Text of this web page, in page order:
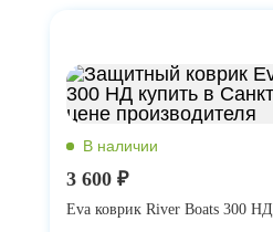
3 600 ₽
Eva коврик River Boats 300 НД